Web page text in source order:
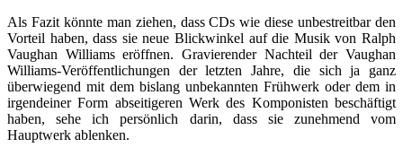
Als Fazit könnte man ziehen, dass CDs wie diese unbestreitbar den
Vorteil haben, dass sie neue Blickwinkel auf die Musik von Ralph
Vaughan Williams eröffnen. Gravierender Nachteil der Vaughan
Williams-Veröffentlichungen der letzten Jahre, die sich ja ganz
überwiegend mit dem bislang unbekannten Frühwerk oder dem in
irgendeiner Form abseitigeren Werk des Komponisten beschäftigt
haben, sehe ich persönlich darin, dass sie zunehmend vom
Hauptwerk ablenken.